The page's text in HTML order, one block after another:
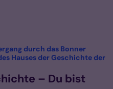
durch das Bonner
Hauses der Geschichte der
– Du bist